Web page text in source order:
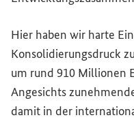
Hier haben wir harte
Konsolidierungsdruck
um rund 910 Millionen
Angesichts
damit in der